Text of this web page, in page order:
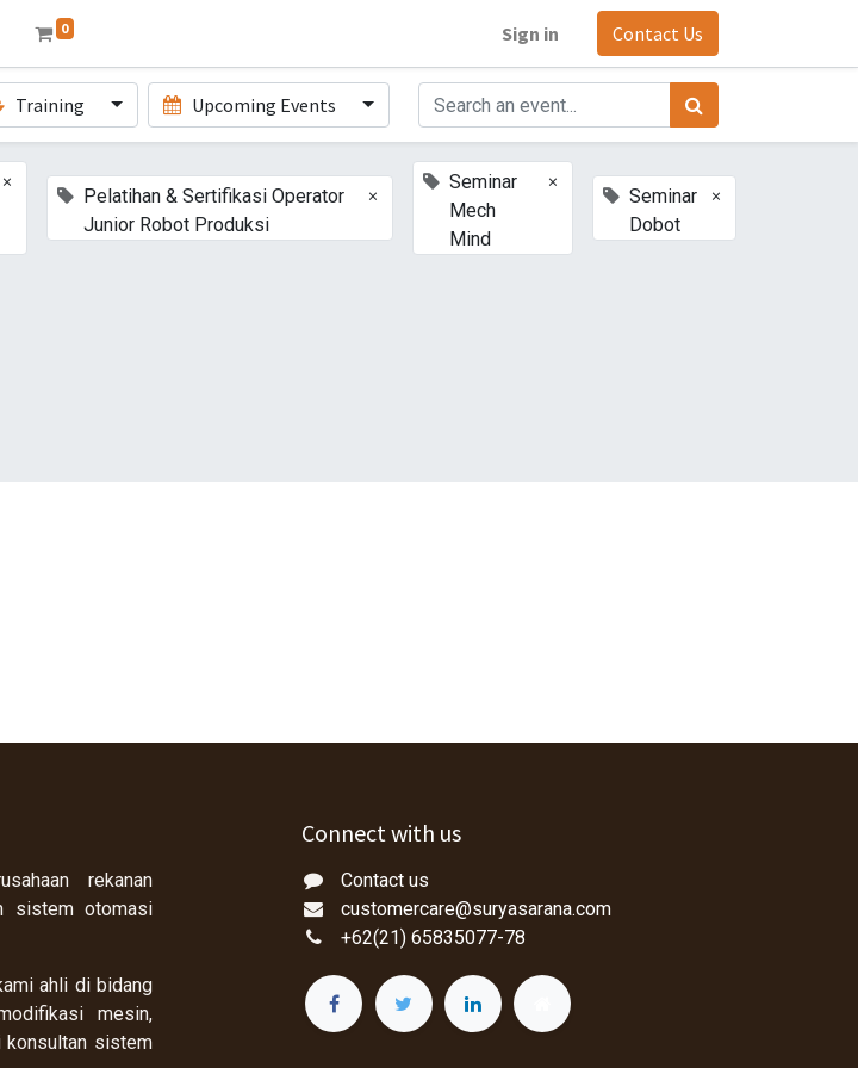
0 Sign in Contact Us
Training Upcoming Events
×
Pelatihan & Sertifikasi Operator
Junior Robot Produksi
×
Seminar
Mech
Mind
×
Seminar
Dobot
×
rekanan
sistem otomasi
ahli di bidang
mesin,
konsultan sistem
Connect with us
Contact us
customercare@suryasarana.com
+62(21) 65835077-78